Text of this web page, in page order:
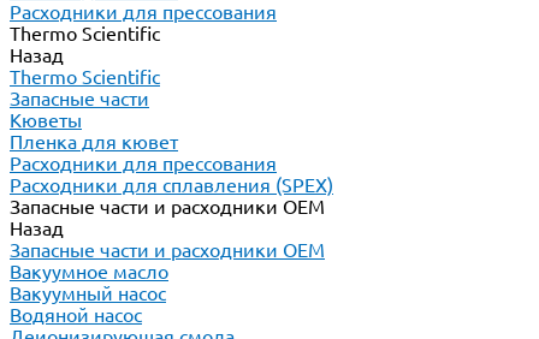
Расходники для прессования
Thermo Scientific
Назад
Thermo Scientific
Запасные части
Кюветы
Пленка для кювет
Расходники для прессования
Расходники для сплавления (SPEX)
Запасные части и расходники ОЕМ
Назад
Запасные части и расходники ОЕМ
Вакуумное масло
Вакуумный насос
Водяной насос